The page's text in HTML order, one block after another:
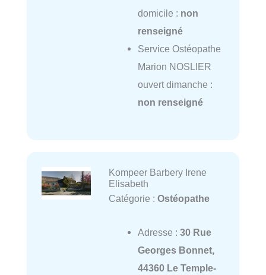
domicile : non
renseigné
Service Ostéopathe
Marion NOSLIER
ouvert dimanche :
non renseigné
Kompeer Barbery Irene
Elisabeth
Catégorie : Ostéopathe
Adresse : 30 Rue
Georges Bonnet,
44360 Le Temple-